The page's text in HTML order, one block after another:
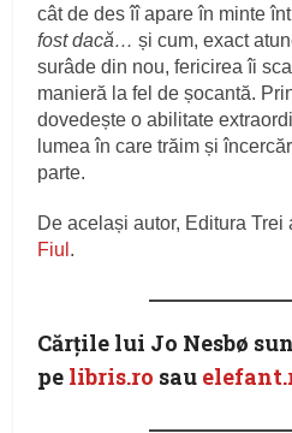
cât de des îî apare în minte
fost dacă…și cum, exact
surâde din nou, fericirea îi
manieră la fel de șocantă.
dovedește o abilitate
lumea în care trăim și
parte.
De același autor, Editura Trei
Fiul .
Cărţile lui Jo Nesbø
pe libris.ro sau